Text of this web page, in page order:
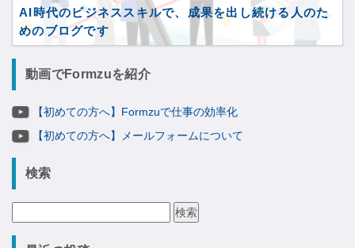
AI時代のビジネススキルで、成果を出し続ける人のた
めのブログです
動画でFormzuを紹介
【初めての方へ】Formzuで仕事の効率化
【初めての方へ】メールフォームについて
検索
索: